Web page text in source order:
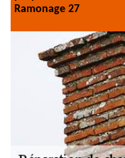
Ramonage 27